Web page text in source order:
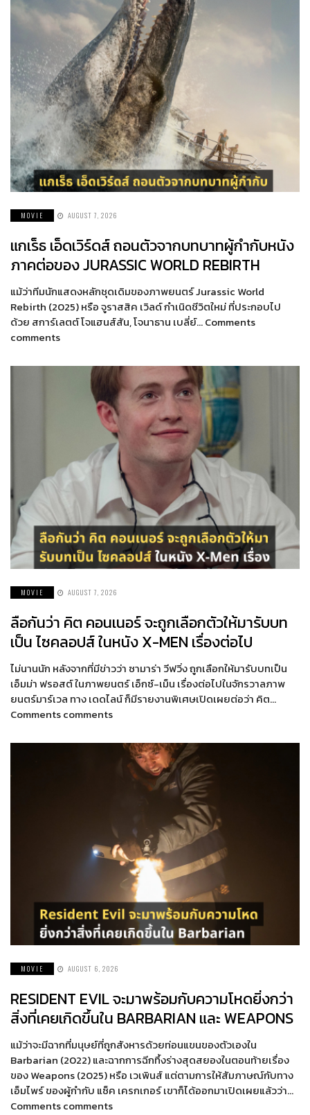
MOVIE AUGUST 7, 2026
แกเร็ธ เอ็ดเวิร์ดส์ ถอนตัวจากบทบาทผู้กำกับหนัง
ภาคต่อของ JURASSIC WORLD REBIRTH
แม้ว่าทีมนักแสดงหลักชุดเดิมของภาพยนตร์ Jurassic World
Rebirth (2025) หรือ จูราสสิค เวิลด์ กำเนิดชีวิตใหม่ ที่ประกอบไป
ด้วย สการ์เลตต์ โจแฮนส์สัน, โจนาธาน เบลี่ย์… Comments
comments
MOVIE AUGUST 7, 2026
ลือกันว่า คิต คอนเนอร์ จะถูกเลือกตัวให้มารับบท
เป็น ไซคลอปส์ ในหนัง X-MEN เรื่องต่อไป
ไม่นานนัก หลังจากที่มีข่าวว่า ซามาร่า วีฟวิ่ง ถูกเลือกให้มารับบทเป็น
เอ็มม่า ฟรอสต์ ในภาพยนตร์ เอ็กซ์-เม็น เรื่องต่อไปในจักรวาลภาพ
ยนตร์มาร์เวล ทาง เดดไลน์ ก็มีรายงานพิเศษเปิดเผยต่อว่า คิต…
Comments comments
MOVIE AUGUST 6, 2026
RESIDENT EVIL จะมาพร้อมกับความโหดยิ่งกว่า
สิ่งที่เคยเกิดขึ้นใน BARBARIAN และ WEAPONS
แม้ว่าจะมีฉากที่มนุษย์ที่ถูกสังหารด้วยท่อนแขนของตัวเองใน
Barbarian (2022) และฉากการฉีกทึ้งร่างสุดสยองในตอนท้ายเรื่อง
ของ Weapons (2025) หรือ เวเพินส์ แต่ตามการให้สัมภาษณ์กับทาง
เอ็มไพร์ ของผู้กำกับ แซ็ค เครกเกอร์ เขาก็ได้ออกมาเปิดเผยแล้วว่า…
Comments comments